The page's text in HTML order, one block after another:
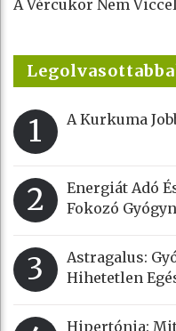
A Vércukor Nem
1 A Kurkuma
2
Energiát Adó
Fokozó
3
Astragalus:
Hihetetlen
Hipertónia: